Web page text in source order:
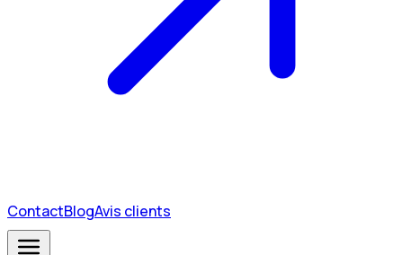
ContactBlogAvis clients